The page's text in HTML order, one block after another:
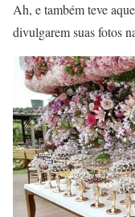
Ah, e também teve
divulgarem suas fotos